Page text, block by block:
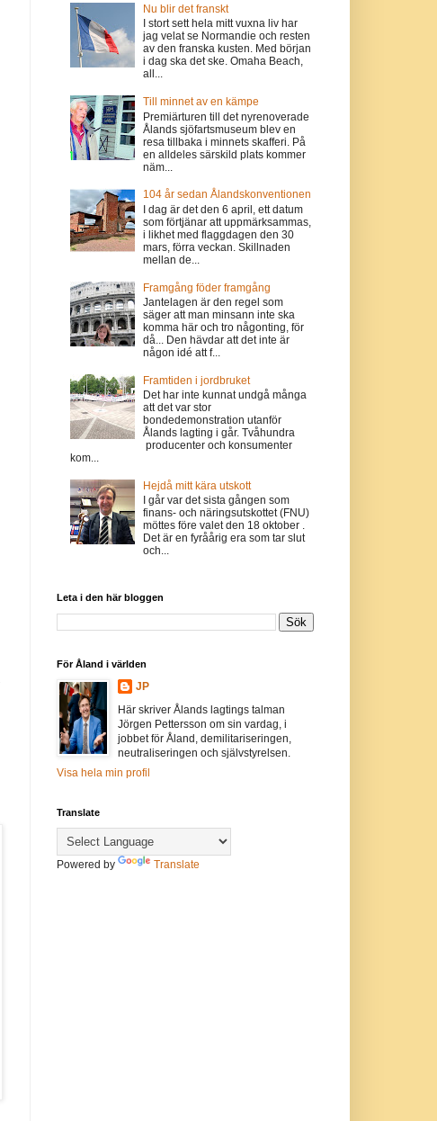
Nu blir det franskt
I stort sett hela mitt vuxna liv har
jag velat se Normandie och resten
av den franska kusten. Med början
i dag ska det ske. Omaha Beach,
all...
Till minnet av en kämpe
Premiärturen till det nyrenoverade
Ålands sjöfartsmuseum blev en
resa tillbaka i minnets skafferi. På
en alldeles särskild plats kommer
näm...
104 år sedan Ålandskonventionen
I dag är det den 6 april, ett datum
som förtjänar att uppmärksammas,
i likhet med flaggdagen den 30
mars, förra veckan. Skillnaden
mellan de...
Framgång föder framgång
Jantelagen är den regel som
säger att man minsann inte ska
komma här och tro någonting, för
då... Den hävdar att det inte är
någon idé att f...
Framtiden i jordbruket
Det har inte kunnat undgå många
att det var stor
bondedemonstration utanför
Ålands lagting i går. Tvåhundra
producenter och konsumenter
kom...
Hejdå mitt kära utskott
I går var det sista gången som
finans- och näringsutskottet (FNU)
möttes före valet den 18 oktober .
Det är en fyråårig era som tar slut
och...
Leta i den här bloggen
För Åland i världen
JP
Här skriver Ålands lagtings talman
Jörgen Pettersson om sin vardag, i
jobbet för Åland, demilitariseringen,
neutraliseringen och självstyrelsen.
Visa hela min profil
Translate
Powered by Translate